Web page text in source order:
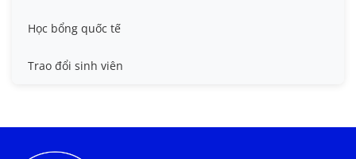
Học bổng quốc tế
Trao đổi sinh viên